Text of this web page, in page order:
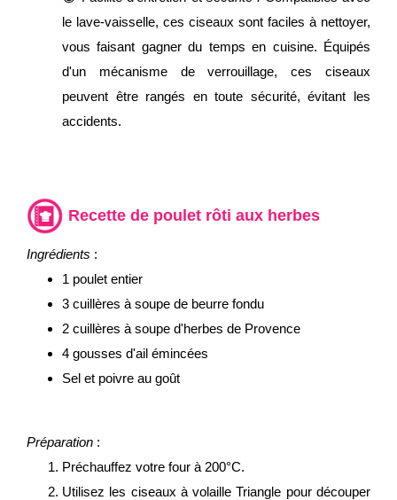
le lave-vaisselle, ces ciseaux sont faciles à nettoyer,
vous faisant gagner du temps en cuisine. Équipés
d'un mécanisme de verrouillage, ces ciseaux
peuvent être rangés en toute sécurité, évitant les
accidents.
Recette de poulet rôti aux herbes
Ingrédients :
1 poulet entier
3 cuillères à soupe de beurre fondu
2 cuillères à soupe d'herbes de Provence
4 gousses d'ail émincées
Sel et poivre au goût
Préparation :
Préchauffez votre four à 200°C.
Utilisez les ciseaux à volaille Triangle pour découper